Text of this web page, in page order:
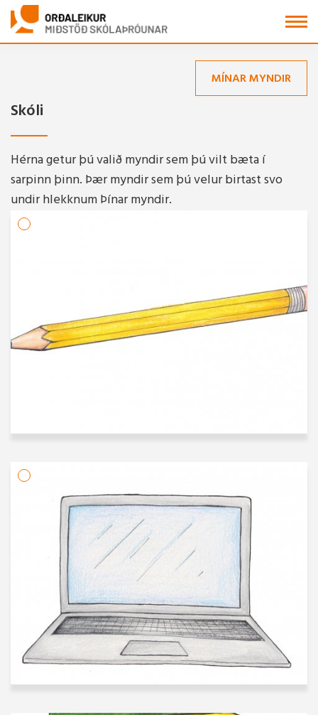
Fara
í
Skóli
Hérna getur þú valið myndir sem þú vilt bæta í
sarpinn þinn. Þær myndir sem þú velur birtast svo
undir hlekknum Þínar myndir.
MÍNAR MYNDIR